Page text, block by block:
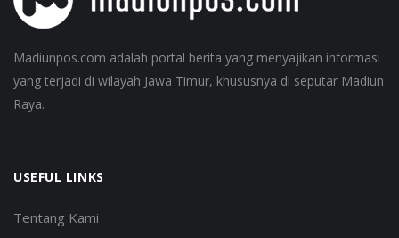
Madiunpos.com adalah portal berita yang menyajikan informasi
yang terjadi di wilayah Jawa Timur, khususnya di seputar Madiun
Raya.
USEFUL LINKS
Tentang Kami